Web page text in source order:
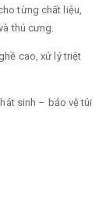
từng chất liệu,
thú cưng.
cao, xử lý triệt
sinh – bảo vệ túi